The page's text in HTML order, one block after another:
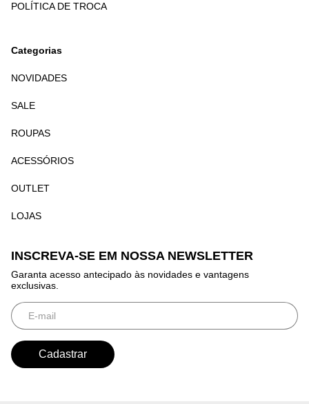
POLÍTICA DE TROCA
Categorias
NOVIDADES
SALE
ROUPAS
ACESSÓRIOS
OUTLET
LOJAS
INSCREVA-SE EM NOSSA NEWSLETTER
Garanta acesso antecipado às novidades e vantagens
exclusivas.